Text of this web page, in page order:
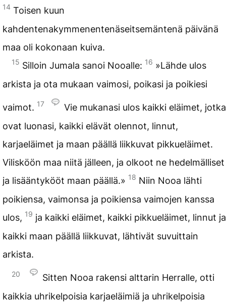
14 Toisen kuun
kahdentenakymmenentenäseitsemäntenä päivänä
maa oli kokonaan kuiva.
15 Silloin Jumala sanoi Nooalle: 16 »Lähde ulos
arkista ja ota mukaan vaimosi, poikasi ja poikiesi
vaimot. 17
Vie mukanasi ulos kaikki eläimet, jotka
ovat luonasi, kaikki elävät olennot, linnut,
karjaeläimet ja maan päällä liikkuvat pikkueläimet.
Vilisköön maa niitä jälleen, ja olkoot ne hedelmälliset
ja lisääntykööt maan päällä.» 18 Niin Nooa lähti
poikiensa, vaimonsa ja poikiensa vaimojen kanssa
ulos, 19 ja kaikki eläimet, kaikki pikkueläimet, linnut ja
kaikki maan päällä liikkuvat, lähtivät suvuittain
arkista.
20
Sitten Nooa rakensi alttarin Herralle, otti
kaikkia uhrikelpoisia karjaeläimiä ja uhrikelpoisia